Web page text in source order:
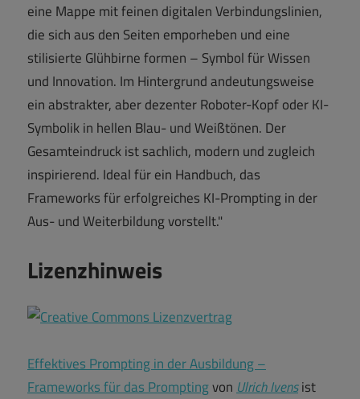
eine Mappe mit feinen digitalen Verbindungslinien,
die sich aus den Seiten emporheben und eine
stilisierte Glühbirne formen – Symbol für Wissen
und Innovation. Im Hintergrund andeutungsweise
ein abstrakter, aber dezenter Roboter-Kopf oder KI-
Symbolik in hellen Blau- und Weißtönen. Der
Gesamteindruck ist sachlich, modern und zugleich
inspirierend. Ideal für ein Handbuch, das
Frameworks für erfolgreiches KI-Prompting in der
Aus- und Weiterbildung vorstellt."
Lizenzhinweis
Effektives Prompting in der Ausbildung –
Frameworks für das Promptingvon Ulrich Ivensist